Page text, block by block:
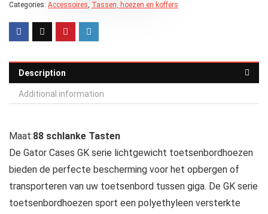
Categories: Accessoires, Tassen, hoezen en koffers
Description
Additional information
Maat:88 schlanke Tasten
De Gator Cases GK serie lichtgewicht toetsenbordhoezen
bieden de perfecte bescherming voor het opbergen of
transporteren van uw toetsenbord tussen giga. De GK serie
toetsenbordhoezen sport een polyethyleen versterkte